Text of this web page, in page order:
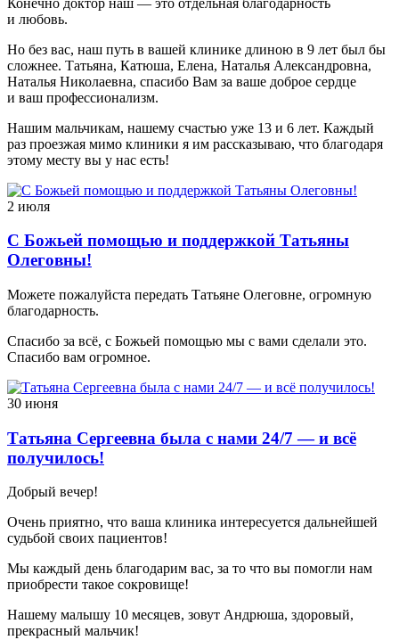
и любовь.
Но без вас, наш путь в вашей клинике длиною в 9 лет был бы
сложнее. Татьяна, Катюша, Елена, Наталья Александровна,
Наталья Николаевна, спасибо Вам за ваше доброе сердце
и ваш профессионализм.
Нашим мальчикам, нашему счастью уже 13 и 6 лет. Каждый
раз проезжая мимо клиники я им рассказываю, что благодаря
этому месту вы у нас есть!
2 июля
С Божьей помощью и поддержкой Татьяны
Олеговны!
Можете пожалуйста передать Татьяне Олеговне, огромную
благодарность.
Спасибо за всё, с Божьей помощью мы с вами сделали это.
Спасибо вам огромное.
30 июня
Татьяна Сергеевна была с нами 24/7 — и всё
получилось!
Добрый вечер!
Очень приятно, что ваша клиника интересуется дальнейшей
судьбой своих пациентов!
Мы каждый день благодарим вас, за то что вы помогли нам
приобрести такое сокровище!
Нашему малышу 10 месяцев, зовут Андрюша, здоровый,
прекрасный мальчик!